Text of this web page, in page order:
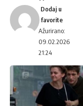
Ažurirano:
09.02.2026
21:24